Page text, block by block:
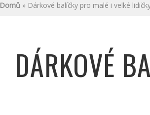
Domů » Dárkové balíčky pro malé i velké
DÁRKOVÉ